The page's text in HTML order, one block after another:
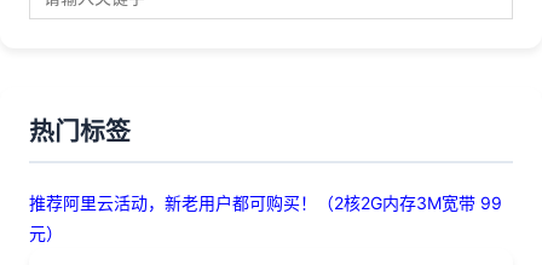
热门标签
推荐阿里云活动，新老用户都可购买！（2核2G内存3M宽带 99
元）